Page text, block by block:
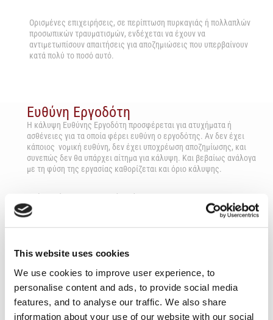
This website uses cookies
We use cookies to improve user experience, to
personalise content and ads, to provide social media
features, and to analyse our traffic. We also share
information about your use of our website with our social
Ορισμένες επιχειρήσεις, σε περίπτωση πυρκαγιάς ή πολλαπλών
προσωπικών τραυματισμών, ενδέχεται να έχουν να
αντιμετωπίσουν απαιτήσεις για αποζημιώσεις που υπερβαίνουν
κατά πολύ το ποσό αυτό.
Ευθύνη Εργοδότη
H κάλυψη Ευθύνης Εργοδότη προσφέρεται για ατυχήματα ή
ασθένειες για τα οποία φέρει ευθύνη ο εργοδότης. Αν δεν έχει
κάποιος νομική ευθύνη, δεν έχει υποχρέωση αποζημίωσης, και
συνεπώς δεν θα υπάρχει αίτημα για κάλυψη. Και βεβαίως ανάλογα
με τη φύση της εργασίας καθορίζεται και όριο κάλυψης.
Τα όρια βάση της νομοθεσίας είναι: